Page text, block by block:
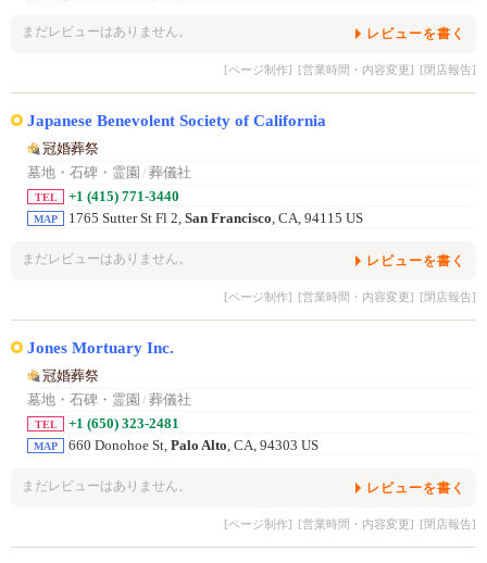
まだレビューはありません。 レビューを書く
[ページ制作] [営業時間・内容変更] [閉店報告]
Japanese Benevolent Society of California
冠婚葬祭
墓地・石碑・霊園 / 葬儀社
TEL +1 (415) 771-3440
MAP 1765 Sutter St Fl 2, San Francisco , CA, 94115 US
まだレビューはありません。 レビューを書く
[ページ制作] [営業時間・内容変更] [閉店報告]
Jones Mortuary Inc.
冠婚葬祭
墓地・石碑・霊園 / 葬儀社
TEL +1 (650) 323-2481
MAP 660 Donohoe St, Palo Alto , CA, 94303 US
まだレビューはありません。 レビューを書く
[ページ制作] [営業時間・内容変更] [閉店報告]